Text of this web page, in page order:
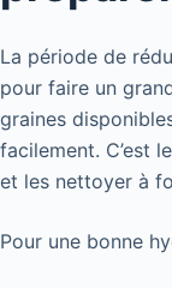
La période de
pour faire un
graines
facilement. C’est
et les nettoyer à
Pour une bonne